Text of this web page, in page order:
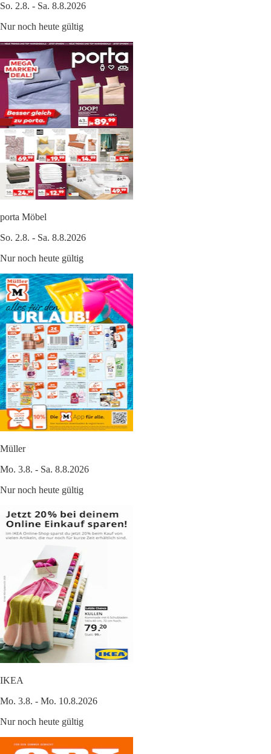
So. 2.8. - Sa. 8.8.2026
Nur noch heute gültig
porta Möbel
So. 2.8. - Sa. 8.8.2026
Nur noch heute gültig
Müller
Mo. 3.8. - Sa. 8.8.2026
Nur noch heute gültig
IKEA
Mo. 3.8. - Mo. 10.8.2026
Nur noch heute gültig